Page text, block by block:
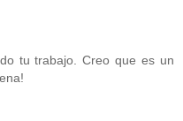
tu trabajo. Creo que es un